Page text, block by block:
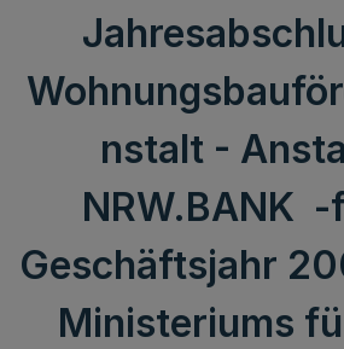
nstalt -
NRW.BANK -
Geschäftsjahr
Ministeriums